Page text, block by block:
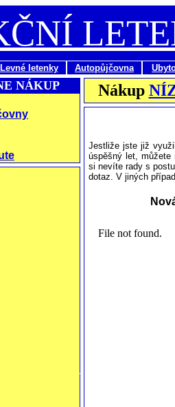
Levné letenky Autopůjčovna
NÁKUP Nákup
Jestliže jste již
úspěšný let,
si nevíte rady s
dotaz. V jiných